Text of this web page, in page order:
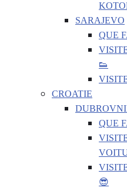
SARAJEVO
QUE
👟
CROATIE
QUE
😎